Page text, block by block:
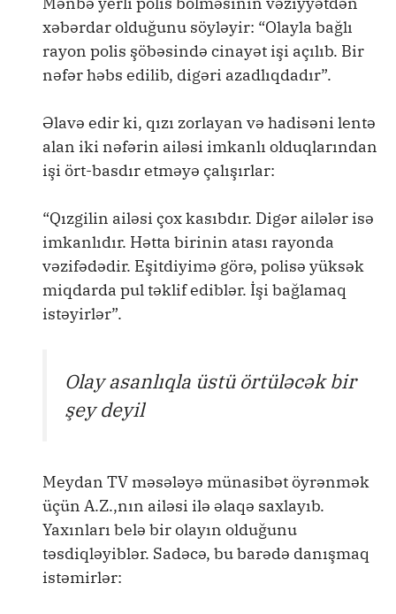
xəbərdar olduğunu söyləyir: “Olayla bağlı
rayon polis şöbəsində cinayət işi açılıb. Bir
nəfər həbs edilib, digəri azadlıqdadır”.
Əlavə edir ki, qızı zorlayan və hadisəni lentə
alan iki nəfərin ailəsi imkanlı olduqlarından
işi ört-basdır etməyə çalışırlar:
“Qızgilin ailəsi çox kasıbdır. Digər ailələr isə
imkanlıdır. Hətta birinin atası rayonda
vəzifədədir. Eşitdiyimə görə, polisə yüksək
miqdarda pul təklif ediblər. İşi bağlamaq
istəyirlər”.
Olay asanlıqla üstü örtüləcək bir
şey deyil
Meydan TV məsələyə münasibət öyrənmək
üçün A.Z.,nın ailəsi ilə əlaqə saxlayıb.
Yaxınları belə bir olayın olduğunu
təsdiqləyiblər. Sadəcə, bu barədə danışmaq
istəmirlər: